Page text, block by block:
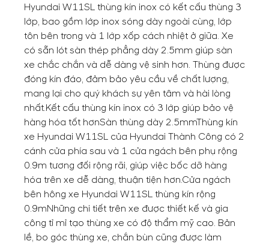
Hyundai W11SL thùng kín inox có kết cấu thùng 3
lớp, bao gồm lớp inox sóng dày ngoài cùng, lớp
tôn bên trong và 1 lớp xốp cách nhiệt ở giữa. Xe
có sẵn lót sàn thép phẳng dày 2.5mm giúp sàn
xe chắc chắn và dễ dàng vệ sinh hơn. Thùng được
đóng kín đáo, đảm bảo yêu cầu về chất lượng,
mang lại cho quý khách sự yên tâm và hài lòng
nhất.Kết cấu thùng kín inox có 3 lớp giúp bảo vệ
hàng hóa tốt hơnSàn thùng dày 2.5mmThùng kín
xe Hyundai W11SL của Hyundai Thành Công có 2
cánh cửa phía sau và 1 cửa ngách bên phụ rộng
0.9m tương đối rộng rãi, giúp việc bốc dỡ hàng
hóa trên xe dễ dàng, thuận tiện hơn.Cửa ngách
bên hông xe Hyundai W11SL thùng kín rộng
0.9mNhững chi tiết trên xe được thiết kế và gia
công tỉ mỉ tạo thùng xe có độ thẩm mỹ cao. Bản
lề, bo góc thùng xe, chắn bùn cũng được làm